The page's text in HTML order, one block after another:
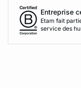
Entreprise
Etam fait
service des